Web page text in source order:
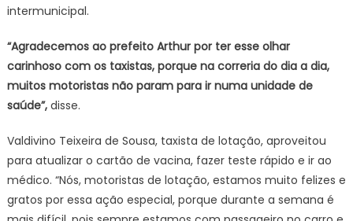
intermunicipal.
“Agradecemos ao prefeito Arthur por ter esse olhar
carinhoso com os taxistas, porque na correria do dia a dia,
muitos motoristas não param para ir numa unidade de
saúde”,disse.
Valdivino Teixeira de Sousa, taxista de lotação, aproveitou
para atualizar o cartão de vacina, fazer teste rápido e ir ao
médico. “Nós, motoristas de lotação, estamos muito felizes e
gratos por essa ação especial, porque durante a semana é